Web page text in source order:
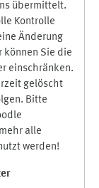
übermittelt.
Kontrolle
Änderung
können Sie die
einschränken.
gelöscht
Bitte
alle
werden!